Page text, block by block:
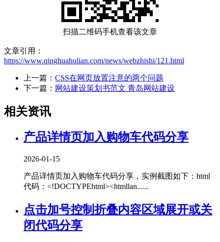
扫描二维码手机查看该文章
文章引用：
https://www.qinghuahulian.com/news/webzhishi/121.html
上一篇： CSS在网页放置注意的两个问题
下一篇： 网站建设策划书范文 青岛网站建设
相关资讯
产品详情页加入购物车代码分享
2026-01-15
产品详情页加入购物车代码分享，实例截图如下：html
代码：<!DOCTYPEhtml><htmllan......
点击加号控制折叠内容区域展开或关
闭代码分享